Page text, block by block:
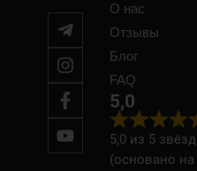
О нас
Отзывы
Блог
FAQ
5,0
5,0 из 5 звёзд
(основано на